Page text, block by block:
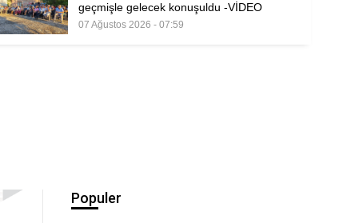
geçmişle gelecek konuşuldu -VİDEO
07 Ağustos 2026 - 07:59
Populer